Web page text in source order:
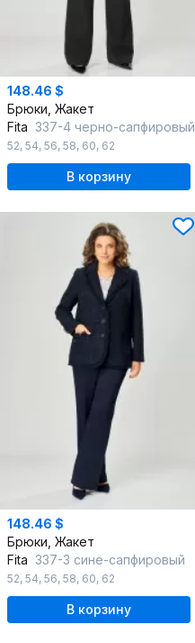
148.46 $
Брюки, Жакет
Fita 337-4 черно-сапфировый
52, 54, 56, 58, 60, 62
В корзину
148.46 $
Брюки, Жакет
Fita 337-3 сине-сапфировый
52, 54, 56, 58, 60, 62
В корзину